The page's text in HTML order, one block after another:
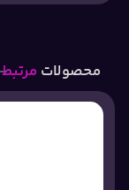
محصولات مرتبط